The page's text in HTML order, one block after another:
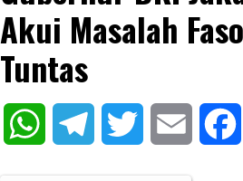
Akui Masalah
Tuntas
WhatsAppTelegram Twitter Email